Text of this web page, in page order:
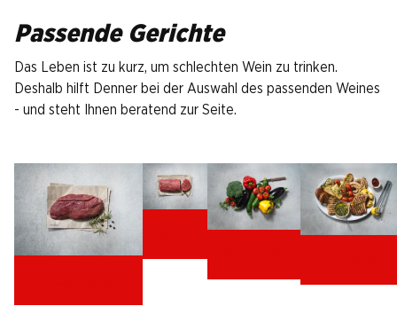
Passende Gerichte
Das Leben ist zu kurz, um schlechten Wein zu trinken.
Deshalb hilft Denner bei der Auswahl des passenden Weines
- und steht Ihnen beratend zur Seite.